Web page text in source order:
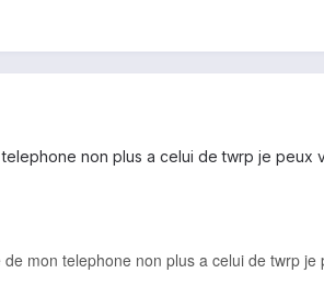
non plus a celui de twrp je
mon telephone non plus a celui de twrp